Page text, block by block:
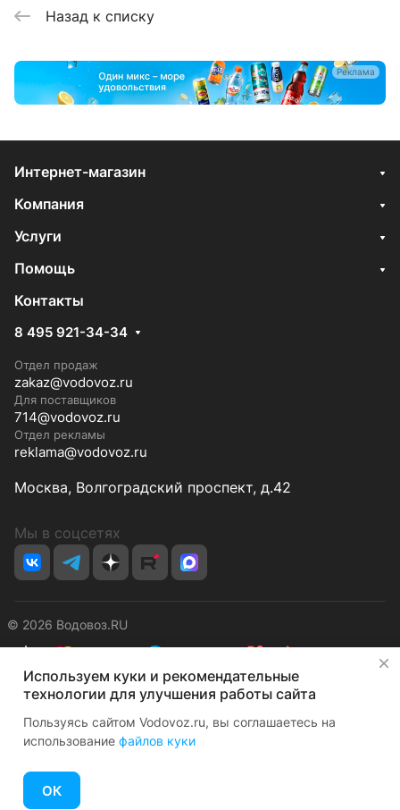
Назад к списку
Реклама
Интернет-магазин
Компания
Услуги
Помощь
Контакты
8 495 921-34-34
Отдел продаж
zakaz@vodovoz.ru
Для поставщиков
714@vodovoz.ru
Отдел рекламы
reklama@vodovoz.ru
Москва, Волгоградский проспект, д.42
Мы в соцсетях
© 2026 Водовоз.RU
КонфиденциальностьОферта
Используем куки и рекомендательные
технологии для улучшения работы сайта
Пользуясь сайтом Vodovoz.ru, вы соглашаетесь на
использование файлов куки
ОК